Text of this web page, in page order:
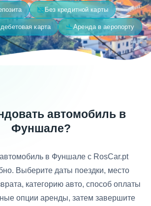
credit_card_off Без кредитной карты
карта flight_landАренда в аеропорту
автомобиль в
Фуншале?
в Фуншале с RosCar.pt
Выберите даты поездки, место
категорию авто, способ оплаты
опции аренды, затем завершите